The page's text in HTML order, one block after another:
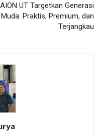
AION UT Targetkan Generasi
Muda: Praktis, Premium, dan
Terjangkau